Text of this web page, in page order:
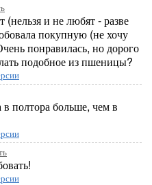
и не любят - разве
покупную (не хочу
понравилась, но дорого
подобное из пшеницы?
в полтора больше, чем в